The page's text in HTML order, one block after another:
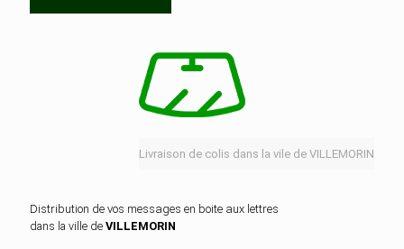
Livraison de colis dans la vile de VILLEMORIN
Distribution de vos messages en boite aux lettres
dans la ville de VILLEMORIN